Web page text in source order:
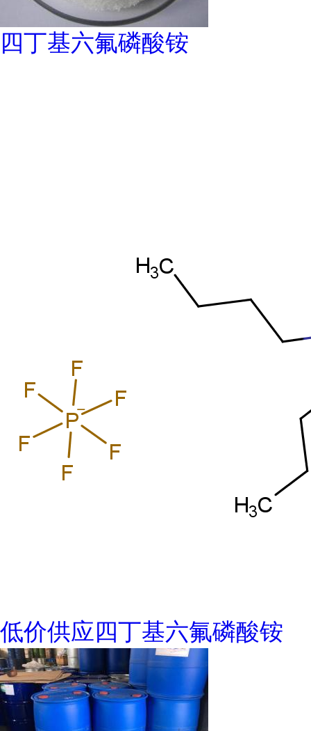
四丁基六氟磷酸铵
低价供应四丁基六氟磷酸铵